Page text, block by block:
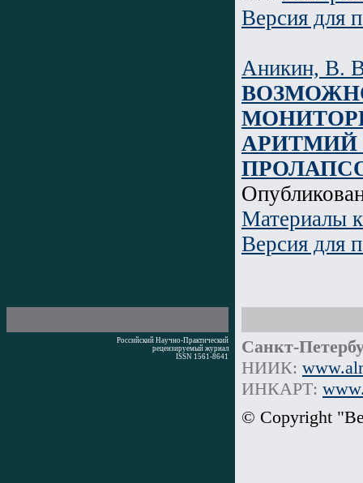
Версия для
Аникин, В.
АРИТМИЙ
Материалы
Версия для
Российский Научно-Практический
рецензируемый журнал
ISSN 1561-8641
Санкт-
НИИК:
ИНКАРТ:
© Copyright